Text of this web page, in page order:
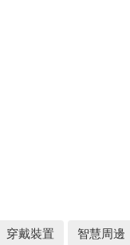
穿戴裝置 智慧周邊